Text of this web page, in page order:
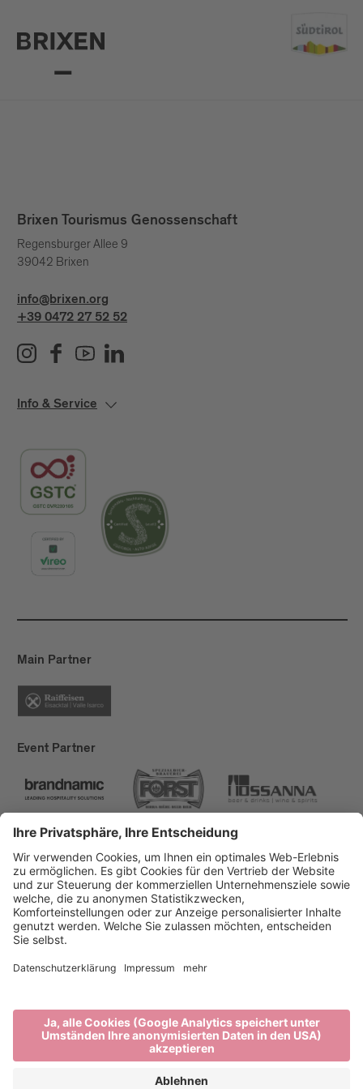
Brixen Tourismus Genossenschaft
Regensburger Allee 9
39042 Brixen
info@brixen.org
+39 0472 27 52 52
Info & Service
Main Partner
Event Partner
Brixen Tourismus
Privacy
Impressum
Förderungen
produced by